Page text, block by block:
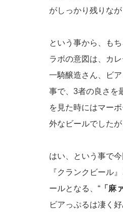
がしっかり残りな
という事から、も
ラボの意図は、カ
一騎醸造さん、ビ
事で、3者の良さを
を見た時にはマー
外なビールでした
はい、という事で
『クランクビール
ールとなる、“ 「麻
ビアっぷるは凄く